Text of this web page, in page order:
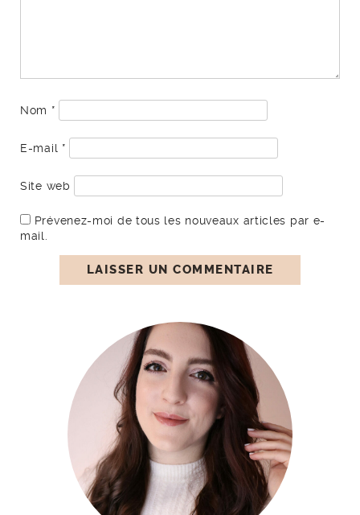
Nom *
E-mail *
Site web
Prévenez-moi de tous les nouveaux articles par e-
mail.